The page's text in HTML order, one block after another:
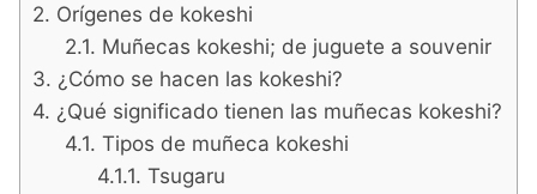
Orígenes de kokeshi
Muñecas kokeshi; de juguete a souvenir
¿Cómo se hacen las kokeshi?
¿Qué significado tienen las muñecas kokeshi?
Tipos de muñeca kokeshi
Tsugaru